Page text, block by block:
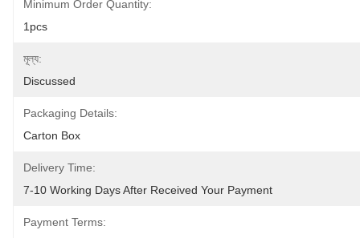
Minimum Order Quantity:
1pcs
মূল্য:
Discussed
Packaging Details:
Carton Box
Delivery Time:
7-10 Working Days After Received Your Payment
Payment Terms: